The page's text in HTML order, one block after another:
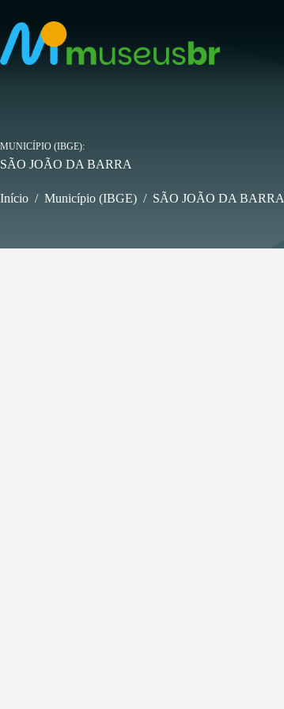
para
conteúdo
MUNICÍPIO (IBGE)
SÃO JOÃO DA BARRA
Início / Município (IBGE) / SÃO JOÃO DA BARRA